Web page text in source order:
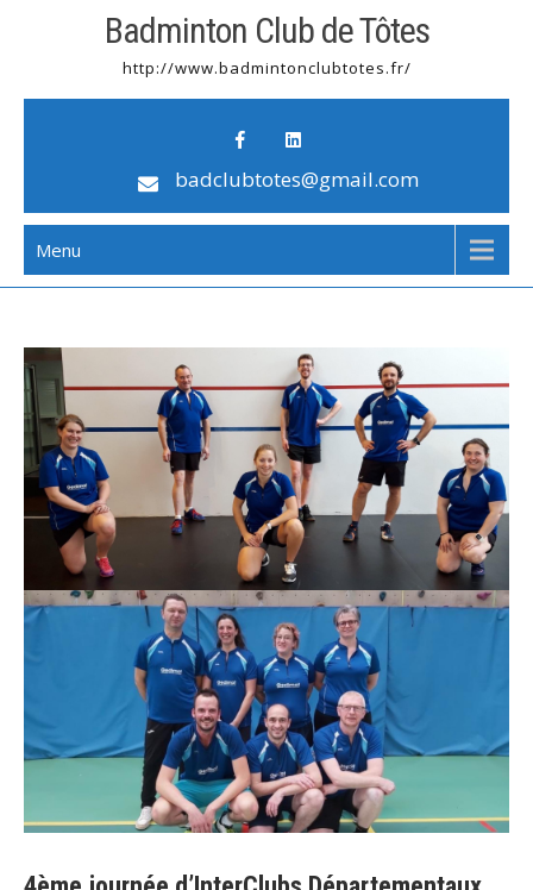
Badminton Club de Tôtes
http://www.badmintonclubtotes.fr/
badclubtotes@gmail.com
Menu